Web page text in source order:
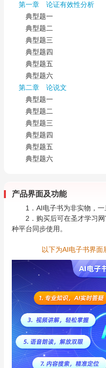
第一章 论证有效性分析
典型题一
典型题二
典型题三
典型题四
典型题五
典型题六
第二章 论说文
典型题一
典型题二
典型题三
典型题四
典型题五
典型题六
产品界面及功能
1．AI电子书为非实物，一
2．购买后可在圣才学习
种平台同步使用。
以下为AI电子书界面